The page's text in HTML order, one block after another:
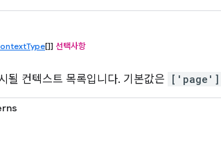
[]] 선택사항
될 컨텍스트 목록입니다. 기본값은 ['page']